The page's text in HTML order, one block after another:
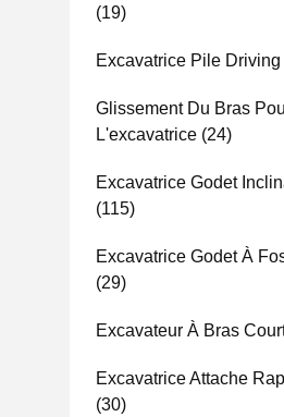
(19)
Excavatrice Pile Driving
Glissement Du Bras
L'excavatrice (24)
Excavatrice Godet
(115)
Excavatrice Godet À
(29)
Excavateur À Bras
Excavatrice Attache
(30)